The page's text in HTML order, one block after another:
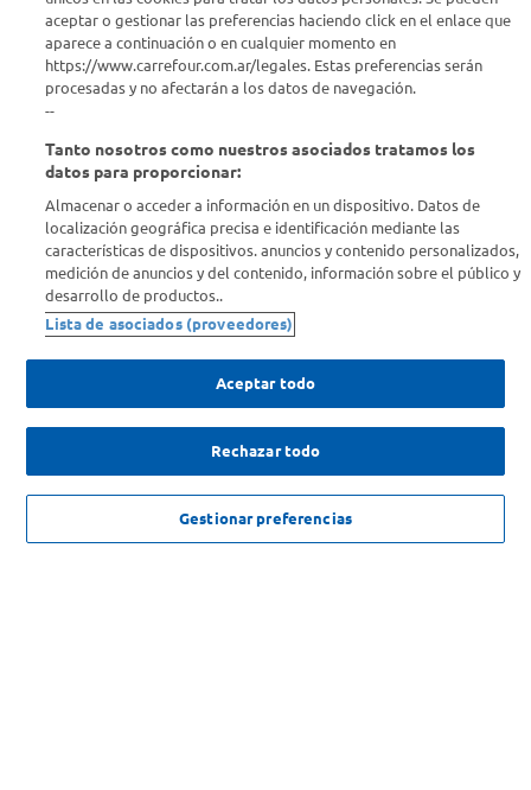
$ 1504,75
¿Tenés una consulta? Comunicate con nosotros acá
Descubrí Carrefour
Conocenos
Info útil
Comprá Online
aceptar o gestionar las preferencias haciendo click en el enlace que
aparece a continuación o en cualquier momento en
https://www.carrefour.com.ar/legales. Estas preferencias serán
procesadas y no afectarán a los datos de navegación.
--
Tanto nosotros como nuestros asociados tratamos los
datos para proporcionar:
Almacenar o acceder a información en un dispositivo. Datos de
localización geográfica precisa e identificación mediante las
características de dispositivos. anuncios y contenido personalizados,
medición de anuncios y del contenido, información sobre el público y
desarrollo de productos..
Lista de asociados (proveedores)
Aceptar todo
Rechazar todo
Gestionar preferencias